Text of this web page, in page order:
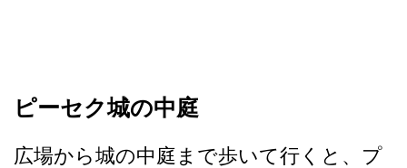
ピーセク城の中庭
広場から城の中庭まで歩いて­行くと、プ